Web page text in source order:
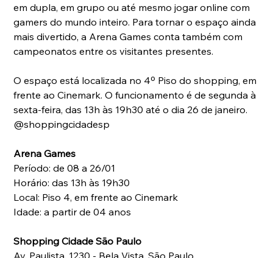
em dupla, em grupo ou até mesmo jogar online com
gamers do mundo inteiro. Para tornar o espaço ainda
mais divertido, a Arena Games conta também com
campeonatos entre os visitantes presentes.
O espaço está localizada no 4º Piso do shopping, em
frente ao Cinemark. O funcionamento é de segunda à
sexta-feira, das 13h às 19h30 até o dia 26 de janeiro.
@shoppingcidadesp
Arena Games
Período: de 08 a 26/01
Horário: das 13h às 19h30
Local: Piso 4, em frente ao Cinemark
Idade: a partir de 04 anos
Shopping Cidade São Paulo
Av. Paulista, 1230 - Bela Vista, São Paulo